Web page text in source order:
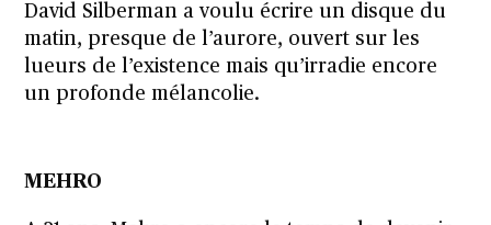
David Silberman a voulu écrire un disque du
matin, presque de l’aurore, ouvert sur les
lueurs de l’existence mais qu’irradie encore
un profonde mélancolie.
MEHRO